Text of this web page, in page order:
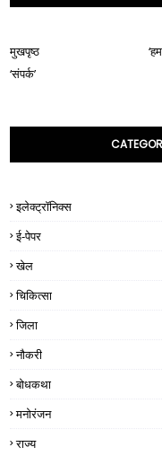
मुखपृष्ठ
‘संपर्क’
इलेक्ट्रॉनिक्स
ई-पेपर
खेल
चिकित्सा
जिला
नौकरी
बोधकथा
मनोरंजन
राज्य